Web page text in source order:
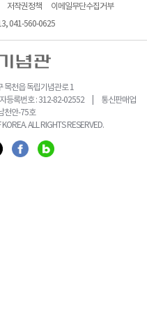
저작권정책
이메일무단수집거부
041-560-0625
목천읍 독립기념관로 1
등록번호 : 312-82-02552 | 통신판매업
천안-75호
ALL RIGHTS RESERVED.